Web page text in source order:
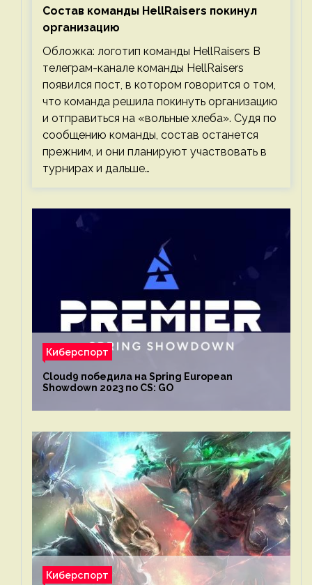
Состав команды HellRaisers покинул
организацию
Обложка: логотип команды HellRaisers В
телеграм-канале команды HellRaisers
появился пост, в котором говорится о том,
что команда решила покинуть организацию
и отправиться на «вольные хлеба». Судя по
сообщению команды, состав останется
прежним, и они планируют участвовать в
турнирах и дальше…
Киберспорт
Cloud9 победила на Spring European
Showdown 2023 по CS: GO
Киберспорт